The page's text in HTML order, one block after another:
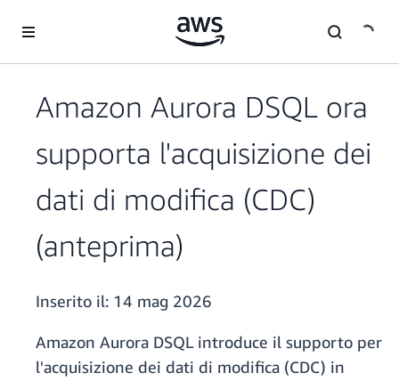
Amazon Aurora DSQL ora
supporta l'acquisizione dei
dati di modifica (CDC)
(anteprima)
Inserito il: 14 mag 2026
Amazon Aurora DSQL introduce il supporto per
l'acquisizione dei dati di modifica (CDC) in